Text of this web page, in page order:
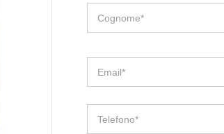
Cognome*
Email*
Telefono*